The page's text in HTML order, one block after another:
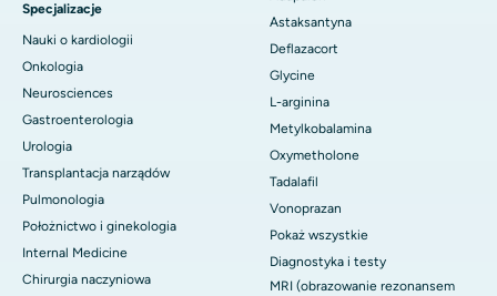
Specjalizacje
Nauki o kardiologii
Onkologia
Neurosciences
Gastroenterologia
Urologia
Transplantacja narządów
Pulmonologia
Położnictwo i ginekologia
Internal Medicine
Chirurgia naczyniowa
Astaksantyna
Deflazacort
Glycine
L-arginina
Metylkobalamina
Oxymetholone
Tadalafil
Vonoprazan
Pokaż wszystkie
Diagnostyka i testy
MRI (obrazowanie rezonansem